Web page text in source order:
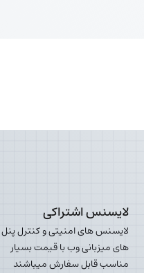
لایسنس اشتراکی
لایسنس های امنیتی و کنترل پنل
های میزبانی وب با قیمت بسیار
مناسب قابل سفارش میباشند